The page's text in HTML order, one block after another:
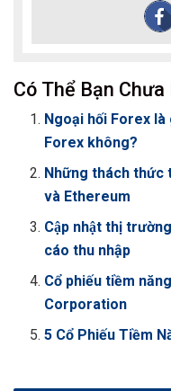
Có Thể Bạn Chưa
Ngoại hối Forex
Forex không?
Những thách thức
và Ethereum
Cập nhật thị
cáo thu nhập
Cổ phiếu tiềm
Corporation
5 Cổ Phiếu Tiềm